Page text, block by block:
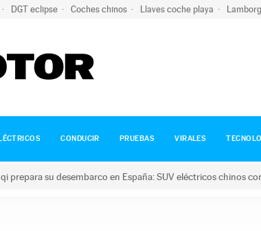
DGT eclipse Coches chinos Llaves coche playa
CONDUCIR PRUEBAS VIRALES
prepara su desembarco en España: SUV eléctricos chinos